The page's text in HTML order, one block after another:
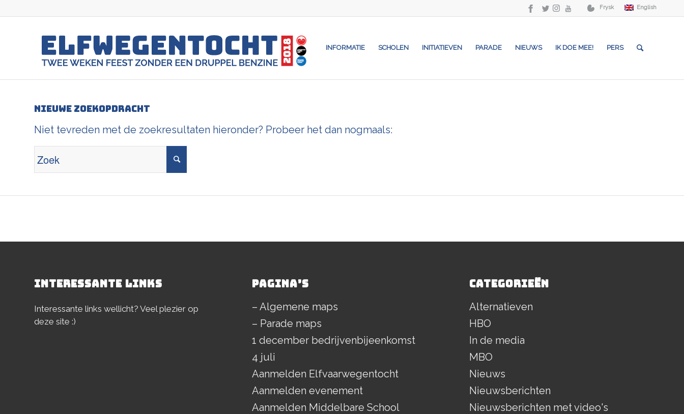
Frysk English
INFORMATIE SCHOLEN INITIATIEVEN PARADE NIEUWS IK DOE MEE! PERS
Nieuwe zoekopdracht
Niet tevreden met de zoekresultaten hieronder? Probeer het dan nogmaals:
INTERESSANTE LINKS
Interessante links wellicht? Veel plezier op
deze site :)
PAGINA’S
– Algemene maps
– Parade maps
1 december bedrijvenbijeenkomst
4 juli
Aanmelden Elfvaarwegentocht
Aanmelden evenement
Aanmelden Middelbare School
CATEGORIEËN
Alternatieven
HBO
In de media
MBO
Nieuws
Nieuwsberichten
Nieuwsberichten met video's